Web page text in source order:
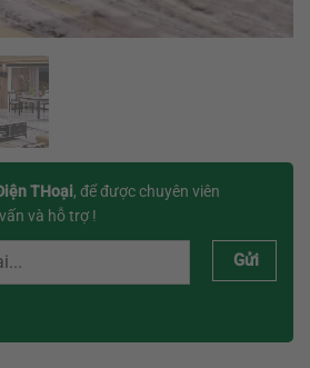
THoại, để được chuyên viên
và hỗ trợ !
Gửi